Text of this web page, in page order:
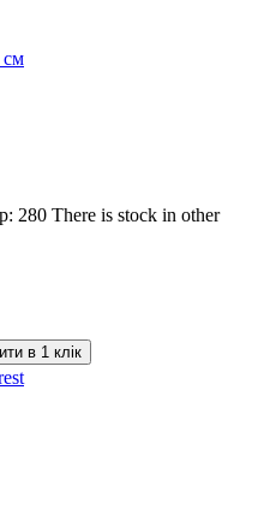
см
280 There is stock in other
в 1 клік